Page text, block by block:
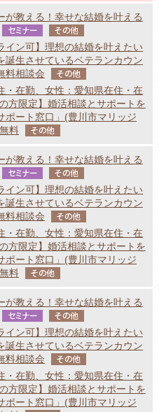
が教える！幸せな結婚を叶える
セミナー その他
イン可】理想の結婚を叶えたい
生させているベテランカウン
料相談会
その他
・在勤、女性：愛知県在住・在
方限定】婚活相談とサポートを
ート窓口」(豊川市マリッジ
料
その他
が教える！幸せな結婚を叶える
セミナー その他
イン可】理想の結婚を叶えたい
生させているベテランカウン
料相談会
その他
・在勤、女性：愛知県在住・在
方限定】婚活相談とサポートを
ート窓口」(豊川市マリッジ
料
その他
が教える！幸せな結婚を叶える
セミナー その他
イン可】理想の結婚を叶えたい
生させているベテランカウン
料相談会
その他
・在勤、女性：愛知県在住・在
方限定】婚活相談とサポートを
ート窓口」(豊川市マリッジ